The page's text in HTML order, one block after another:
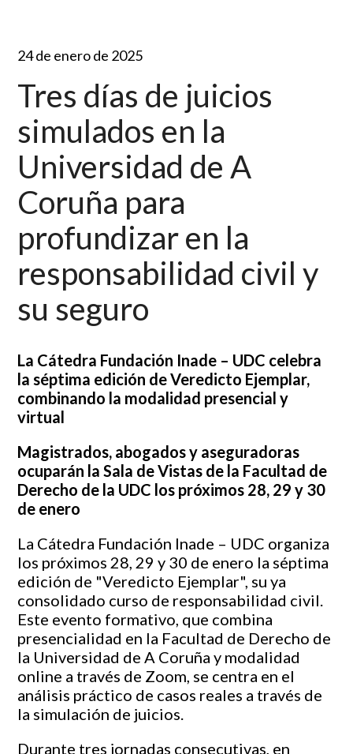
24 de enero de 2025
Tres días de juicios
simulados en la
Universidad de A
Coruña para
profundizar en la
responsabilidad civil y
su seguro
La Cátedra Fundación Inade – UDC celebra
la séptima edición de Veredicto Ejemplar,
combinando la modalidad presencial y
virtual
Magistrados, abogados y aseguradoras
ocuparán la Sala de Vistas de la Facultad de
Derecho de la UDC los próximos 28, 29 y 30
de enero
La Cátedra Fundación Inade – UDC organiza
los próximos 28, 29 y 30 de enero la séptima
edición de "Veredicto Ejemplar", su ya
consolidado curso de responsabilidad civil.
Este evento formativo, que combina
presencialidad en la Facultad de Derecho de
la Universidad de A Coruña y modalidad
online a través de Zoom, se centra en el
análisis práctico de casos reales a través de
la simulación de juicios.
Durante tres jornadas consecutivas, en